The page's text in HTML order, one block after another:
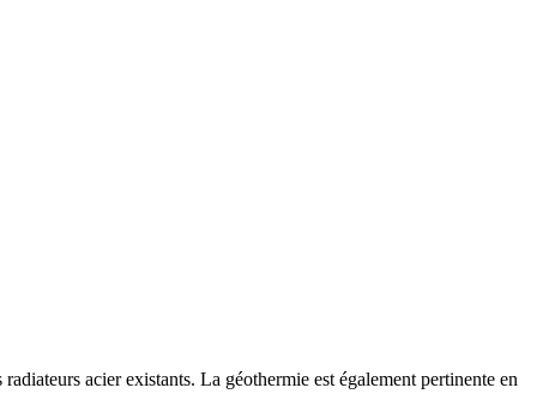
acier existants. La géothermie est également pertinente en